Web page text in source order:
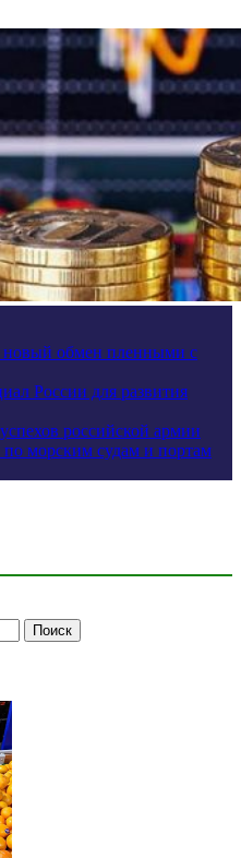
новый обмен пленными с
России для развития
российской армии
морским судам и портам